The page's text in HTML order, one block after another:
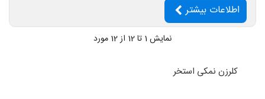
اطلاعات بیشتر
نمایش 1 تا 12 از 12 مورد
کلرزن نمکی استخر